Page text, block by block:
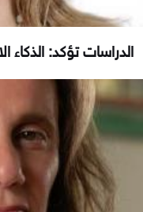
الدراسات تؤكد: الذكاء